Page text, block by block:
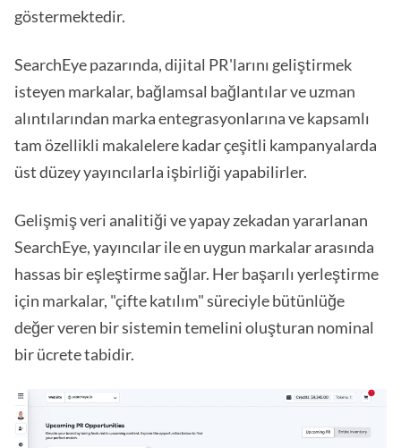
göstermektedir.
SearchEye pazarında, dijital PR'larını geliştirmek
isteyen markalar, bağlamsal bağlantılar ve uzman
alıntılarından marka entegrasyonlarına ve kapsamlı
tam özellikli makalelere kadar çeşitli kampanyalarda
üst düzey yayıncılarla işbirliği yapabilirler.
Gelişmiş veri analitiği ve yapay zekadan yararlanan
SearchEye, yayıncılar ile en uygun markalar arasında
hassas bir eşleştirme sağlar. Her başarılı yerleştirme
için markalar, "çifte katılım" süreciyle bütünlüğe
değer veren bir sistemin temelini oluşturan nominal
bir ücrete tabidir.